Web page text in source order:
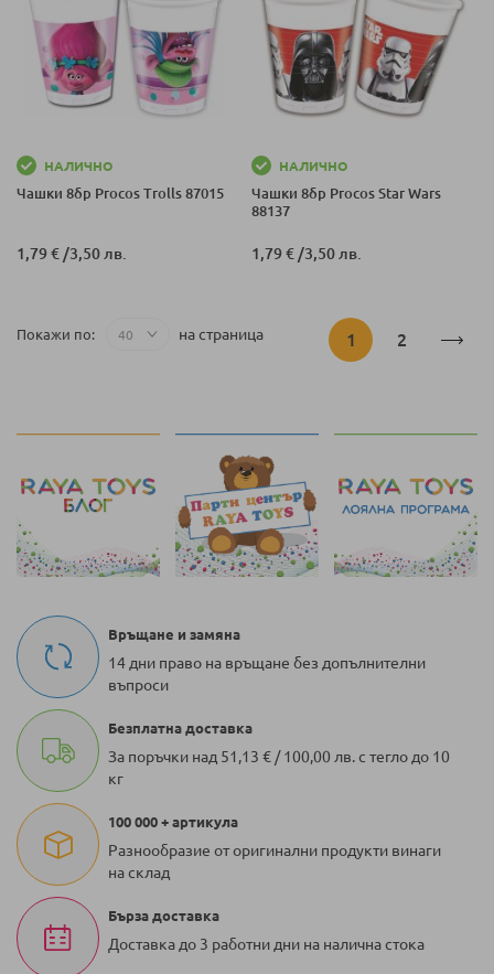
НАЛИЧНО
Чашки 8бр Procos Trolls 87015
1,79 €/3,50 лв.
НАЛИЧНО
Чашки 8бр Procos Star Wars
88137
1,79 €/3,50 лв.
В
1 Страница
2
Покажи по на страница
Връщане и замяна
14 дни право на връщане без допълнителни
въпроси
Безплатна доставка
За поръчки над 51,13 € / 100,00 лв. с тегло до 10
кг
100 000 + артикула
Разнообразие от оригинални продукти винаги
на склад
Бърза доставка
Доставка до 3 работни дни на налична стока